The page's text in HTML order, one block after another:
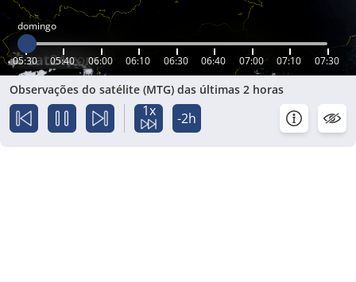
domingo
05:30 05:40 06:00 06:10 06:30 06:40 07:00 07:10 07:30
Observações do satélite (MTG) das últimas 2 horas
1x -2h